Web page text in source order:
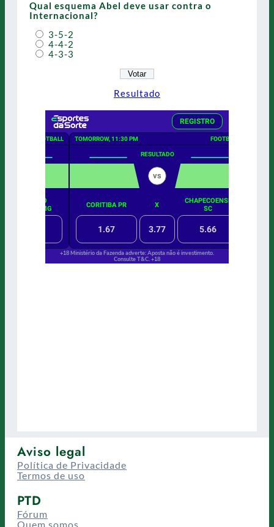
Qual esquema Abel deve usar contra o
Internacional?
3-5-2
4-4-2
4-3-3
Resultado
Aviso legal
Política de Privacidade
Termos de uso
PTD
Fórum
Quem somos